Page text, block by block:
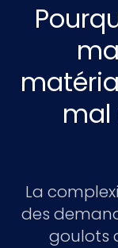
mal
La
des
goulots